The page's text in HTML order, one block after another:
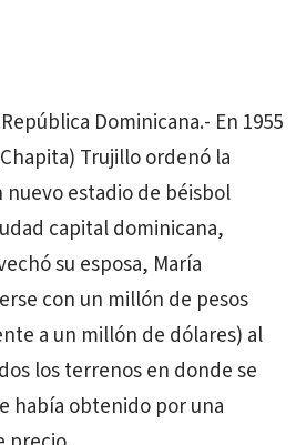
Dominicana.- En 1955
Trujillo ordenó la
estadio de béisbol
capital dominicana,
su esposa, María
con un millón de pesos
a un millón de dólares) al
los terrenos en donde se
había obtenido por una